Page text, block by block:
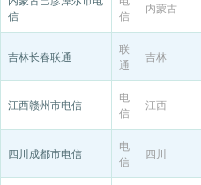
信
信
内蒙古
吉林长春联通
联
通
吉林
江西赣州市电信
电
信
江西
四川成都市电信
电
信
四川